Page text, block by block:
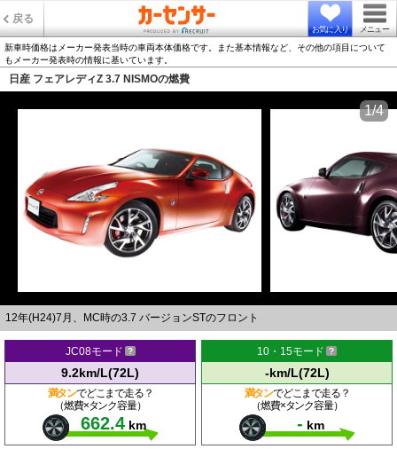
戻る
お気に入り メニュー
新車時価格はメーカー発表当時の車両本体価格です。また基本情報など、その他の項目について
もメーカー発表時の情報に基いています。
日産 フェアレディZ 3.7 NISMOの燃費
12年(H24)7月、MC時の3.7 バージョンSTのフロント
1/4
JC08モード
9.2km/L(72L)
満タンでどこまで走る？
（燃費×タンク容量）
662.4 km
10・15モード
-km/L(72L)
満タンでどこまで走る？
（燃費×タンク容量）
- km